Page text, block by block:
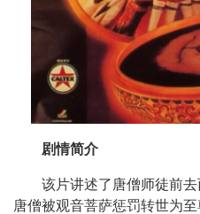
剧情简介
该片讲述了唐僧师徒前
唐僧被观音菩萨惩罚转世为